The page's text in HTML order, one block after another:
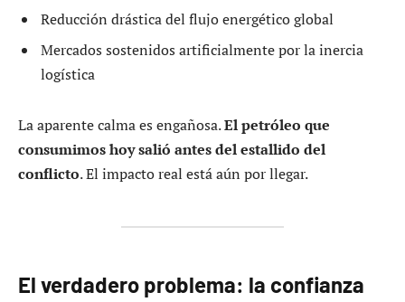
Reducción drástica del flujo energético global
Mercados sostenidos artificialmente por la inercia
logística
La aparente calma es engañosa.El petróleo que
consumimos hoy salió antes del estallido del
conflicto. El impacto real está aún por llegar.
El verdadero problema: la confianza